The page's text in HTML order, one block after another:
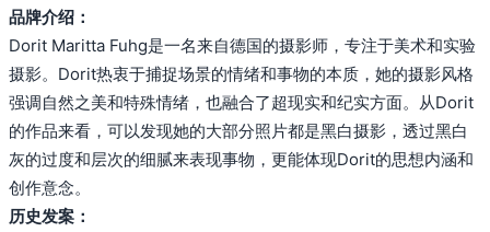
品牌介绍：
Dorit Maritta Fuhg是一名来自德国的摄影师，专注于美术和实验
摄影。Dorit热衷于捕捉场景的情绪和事物的本质，她的摄影风格
强调自然之美和特殊情绪，也融合了超现实和纪实方面。从Dorit
的作品来看，可以发现她的大部分照片都是黑白摄影，透过黑白
灰的过度和层次的细腻来表现事物，更能体现Dorit的思想内涵和
创作意念。
历史发案：